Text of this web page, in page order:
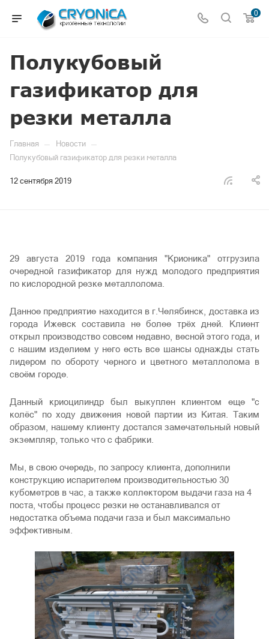
0
Полукубовый
газификатор для
резки металла
Главная — Новости —
Полукубовый газификатор для резки металла
12 сентября 2019
29 августа 2019 года компания "Крионика" отгрузила
очередной газификатор для нужд молодого предприятия
по кислородной резке металлолома.
Данное предприятие находится в г.Челябинск, доставка из
города Ижевск составила не более трёх дней. Клиент
открыл производство совсем недавно, весной этого года, и
с нашим изделием у него есть все шансы однажды стать
лидером по обороту черного и цветного металлолома в
своём городе.
Данный криоцилиндр был выкуплен клиентом еще "с
колёс" по ходу движения новой партии из Китая. Таким
образом, нашему клиенту достался замечательный новый
экземпляр, только что с фабрики.
Мы, в свою очередь, по запросу клиента, дополнили
конструкцию испарителем производительностью 30
кубометров в час, а также коллектором выдачи газа на 4
поста, чтобы процесс резки не останавливался от
недостатка объема подачи газа и был максимально
эффективным.